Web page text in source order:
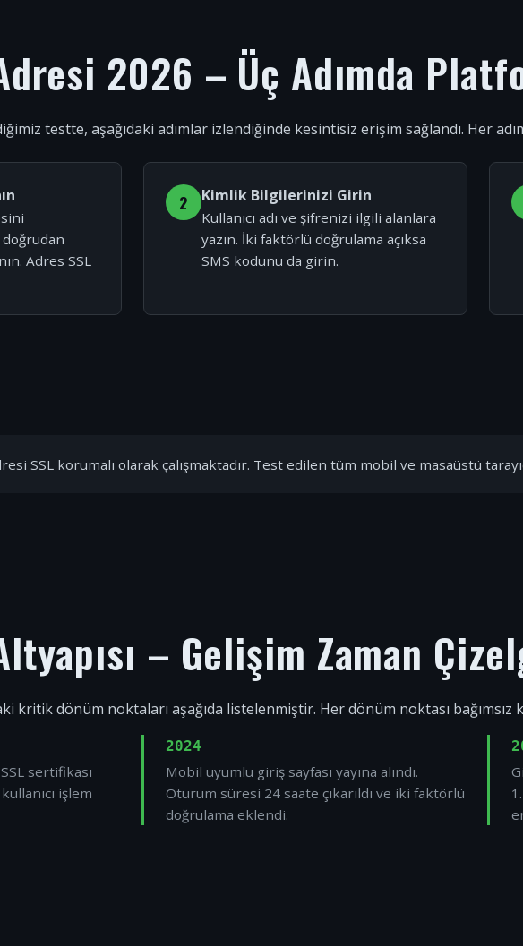
2026 – Üç Adımda
testte, aşağıdaki adımlar izlendiğinde kesintisiz erişim sağlandı. Her
doğrudan
Adres SSL
2 Kimlik Bilgilerinizi Girin
Kullanıcı adı ve şifrenizi ilgili alanlara
yazın. İki faktörlü doğrulama açıksa
SMS kodunu da girin.
SSL korumalı olarak çalışmaktadır. Test edilen tüm mobil ve masaüstü
– Gelişim Zaman
kritik dönüm noktaları aşağıda listelenmiştir. Her dönüm noktası bağımsız
sertifikası
işlem
2024
Mobil uyumlu giriş sayfası yayına alındı.
Oturum süresi 24 saate çıkarıldı ve iki faktörlü
doğrulama eklendi.